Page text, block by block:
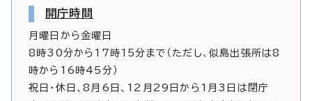
開庁時間
月曜日から金曜日
8時30分から17時15分まで（ただし、似島出張所は8
時から16時45分）
祝日・休日、8月6日、12月29日から1月3日は閉庁